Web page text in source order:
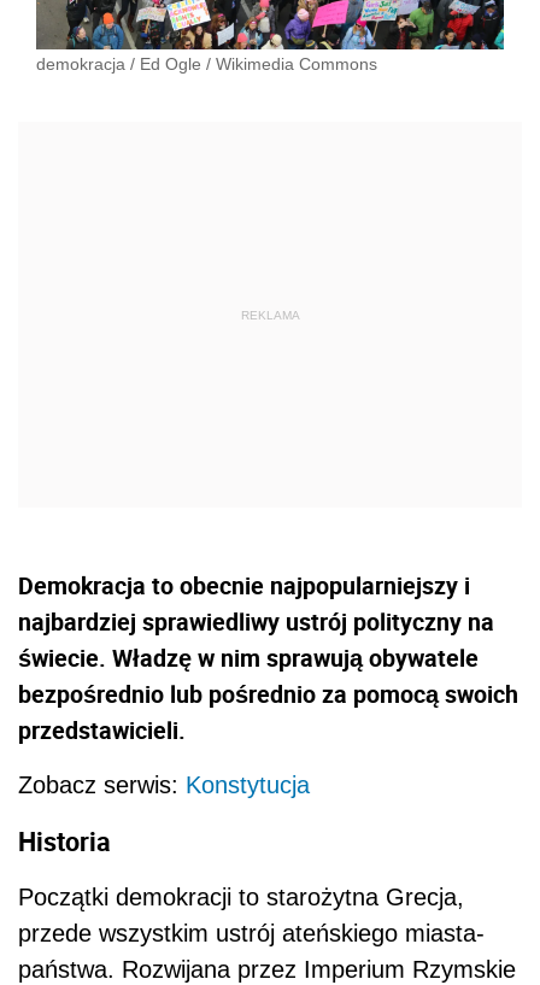
demokracja / Ed Ogle / Wikimedia Commons
Demokracja to obecnie najpopularniejszy i
najbardziej sprawiedliwy ustrój polityczny na
świecie. Władzę w nim sprawują obywatele
bezpośrednio lub pośrednio za pomocą swoich
przedstawicieli.
Zobacz serwis: Konstytucja
Historia
Początki demokracji to starożytna Grecja,
przede wszystkim ustrój ateńskiego miasta-
państwa. Rozwijana przez Imperium Rzymskie